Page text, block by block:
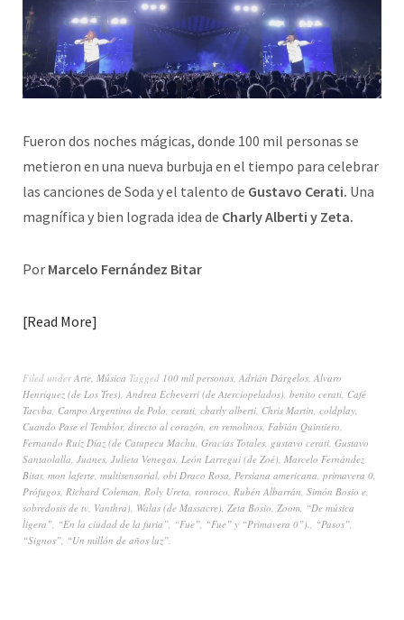
Fueron dos noches mágicas, donde 100 mil personas se
metieron en una nueva burbuja en el tiempo para celebrar
las canciones de Soda y el talento de Gustavo Cerati. Una
magnífica y bien lograda idea de Charly Alberti y Zeta.
Por Marcelo Fernández Bitar
Read More
Filed underArte Música Tagged 100 mil personas Adrián Dárgelos Alvaro
Henríquez (de Los Tres) Andrea Echeverri (de Aterciopelados) benito cerati Café
Tacvba Campo Argentino de Polo cerati charly alberti Chris Martin coldplay
Cuando Pase el Temblor, directo al corazón en remolinos Fabián Quintiero
Fernando Ruiz Díaz (de Catupecu Machu Gracias Totales gustavo cerati Gustavo
Santaolalla Juanes Julieta Venegas León Larregui (de Zoé) Marcelo Fernández
Bitar, mon laferte multisensorial obi Draco Rosa Persiana americana primavera 0
Prófugos Richard Coleman Roly Ureta ronroco Rubén Albarrán Simón Bosio e
sobredosis de tv Vanthra) Walas (de Massacre) Zeta Bosio Zoom “De música
ligera” “En la ciudad de la furia” “Fue” “Fue” y “Primavera 0”). “Pasos”
“Signos” “Un millón de años luz”.